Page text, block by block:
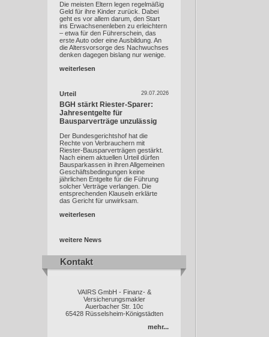
Die meisten Eltern legen regelmäßig
Geld für ihre Kinder zurück. Dabei
geht es vor allem darum, den Start
ins Erwachsenenleben zu erleichtern
– etwa für den Führerschein, das
erste Auto oder eine Ausbildung. An
die Altersvorsorge des Nachwuchses
denken dagegen bislang nur wenige.
weiterlesen
29.07.2026
Urteil
BGH stärkt Riester-Sparer:
Jahresentgelte für
Bausparverträge unzulässig
Der Bundesgerichtshof hat die
Rechte von Verbrauchern mit
Riester-Bausparverträgen gestärkt.
Nach einem aktuellen Urteil dürfen
Bausparkassen in ihren Allgemeinen
Geschäftsbedingungen keine
jährlichen Entgelte für die Führung
solcher Verträge verlangen. Die
entsprechenden Klauseln erklärte
das Gericht für unwirksam.
weiterlesen
weitere News
Kontakt
Kontakt
VAIRS GmbH - Finanz- &
Versicherungsmakler
Auerbacher Str. 10c
65428 Rüsselsheim-Königstädten
mehr...